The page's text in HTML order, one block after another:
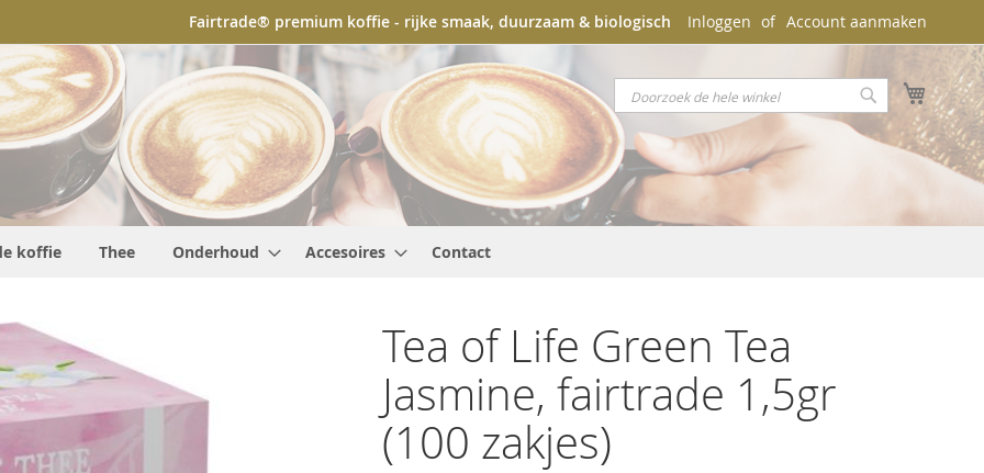
Fairtrade® premium koffie - rijke smaak, duurzaam & biologisch Inloggen Account aanmaken
Search
Search
koffie Thee Onderhoud Accesoires Contact
Tea of Life Green Tea
Jasmine, fairtrade 1,5gr
(100 zakjes)